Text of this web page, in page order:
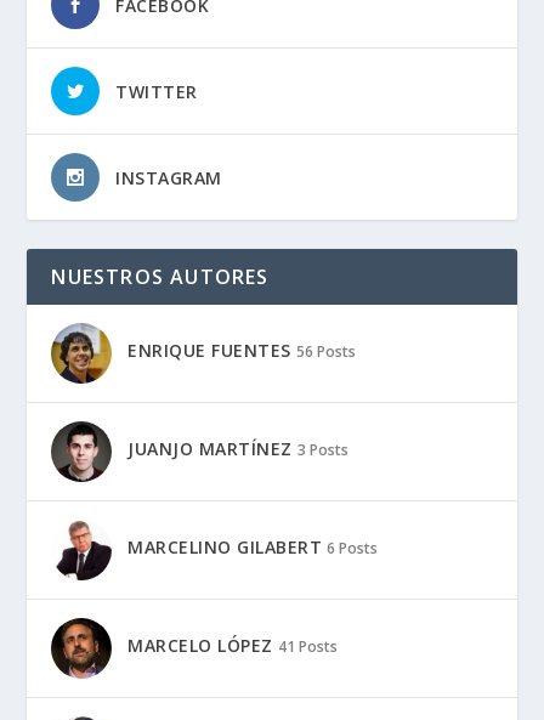
FACEBOOK
TWITTER
INSTAGRAM
NUESTROS AUTORES
ENRIQUE FUENTES 56 Posts
JUANJO MARTÍNEZ 3 Posts
MARCELINO GILABERT 6 Posts
MARCELO LÓPEZ 41 Posts